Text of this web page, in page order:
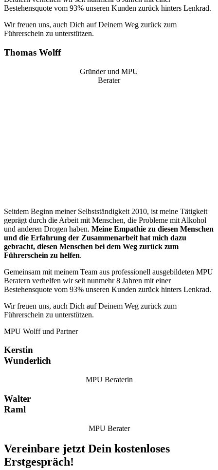
Bestehensquote vom 93% unseren Kunden zurück hinters Lenkrad.
Wir freuen uns, auch Dich auf Deinem Weg zurück zum
Führerschein zu unterstützen.
Thomas Wolff
Gründer und MPU
Berater
Seitdem Beginn meiner Selbstständigkeit 2010, ist meine Tätigkeit
geprägt durch die Arbeit mit Menschen, die Probleme mit Alkohol
und anderen Drogen haben. Meine Empathie zu diesen Menschen
und die Erfahrung der Zusammenarbeit hat mich dazu
gebracht, diesen Menschen bei dem Weg zurück zum
Führerschein zu helfen.
Gemeinsam mit meinem Team aus professionell ausgebildeten MPU
Beratern verhelfen wir seit nunmehr 8 Jahren mit einer
Bestehensquote vom 93% unseren Kunden zurück hinters Lenkrad.
Wir freuen uns, auch Dich auf Deinem Weg zurück zum
Führerschein zu unterstützen.
MPU Wolff und Partner
Kerstin
Wunderlich
MPU Beraterin
Walter
Raml
MPU Berater
Vereinbare jetzt Dein kostenloses
Erstgespräch!